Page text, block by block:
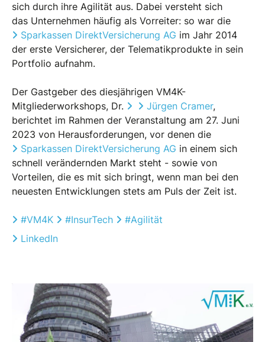
sich durch ihre Agilität aus. Dabei versteht sich
das Unternehmen häufig als Vorreiter: so war die
Sparkassen DirektVersicherung AG im Jahr 2014
der erste Versicherer, der Telematikprodukte in sein
Portfolio aufnahm.
Der Gastgeber des diesjährigen VM4K-
Mitgliederworkshops, Dr.
Jürgen Cramer,
berichtet im Rahmen der Veranstaltung am 27. Juni
2023 von Herausforderungen, vor denen die
Sparkassen DirektVersicherung AG in einem sich
schnell verändernden Markt steht - sowie von
Vorteilen, die es mit sich bringt, wenn man bei den
neuesten Entwicklungen stets am Puls der Zeit ist.
#VM4K #InsurTech #Agilität
LinkedIn